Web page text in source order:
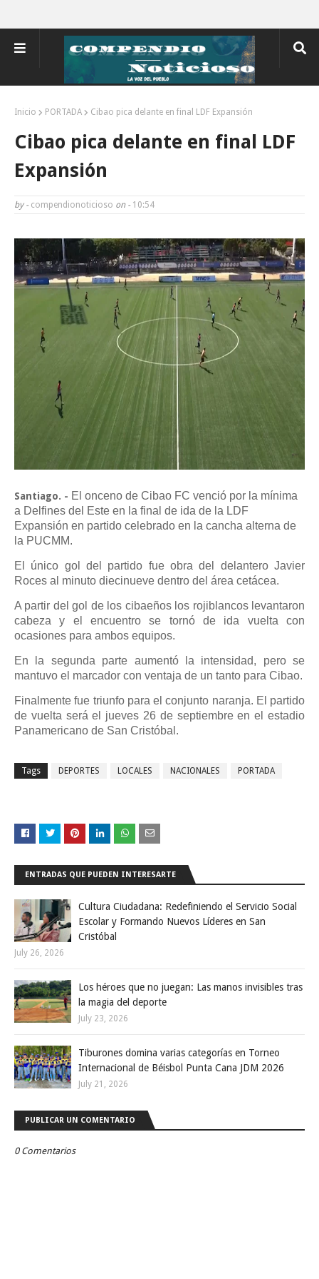
Inicio PORTADA Cibao pica delante en final LDF Expansión
Cibao pica delante en final LDF
Expansión
by - compendionoticioso on - 10:54
Santiago. - El onceno de Cibao FC venció por la mínima
a Delfines del Este en la final de ida de la LDF
Expansión en partido celebrado en la cancha alterna de
la PUCMM.
El único gol del partido fue obra del delantero Javier
Roces al minuto diecinueve dentro del área cetácea.
A partir del gol de los cibaeños los rojiblancos levantaron
cabeza y el encuentro se tornó de ida vuelta con
ocasiones para ambos equipos.
En la segunda parte aumentó la intensidad, pero se
mantuvo el marcador con ventaja de un tanto para Cibao.
Finalmente fue triunfo para el conjunto naranja. El partido
de vuelta será el jueves 26 de septiembre en el estadio
Panamericano de San Cristóbal.
Tags DEPORTES LOCALES NACIONALES PORTADA
ENTRADAS QUE PUEDEN INTERESARTE
Cultura Ciudadana: Redefiniendo el Servicio Social
Escolar y Formando Nuevos Líderes en San
Cristóbal
July 26, 2026
Los héroes que no juegan: Las manos invisibles tras
la magia del deporte
July 23, 2026
Tiburones domina varias categorías en Torneo
Internacional de Béisbol Punta Cana JDM 2026
July 21, 2026
PUBLICAR UN COMENTARIO
0 Comentarios